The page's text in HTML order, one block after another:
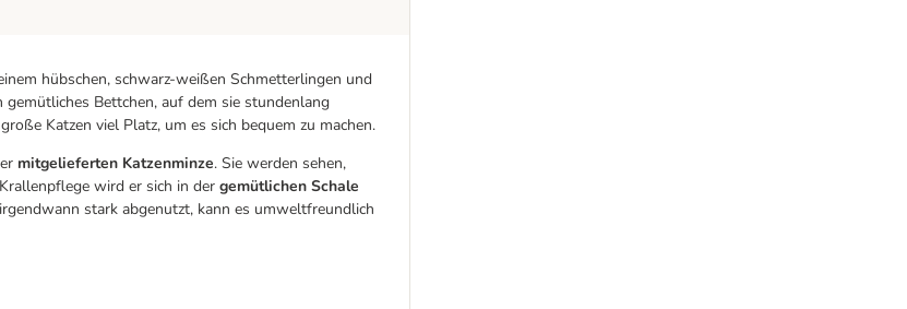
hübschen, schwarz-weißen Schmetterlingen und
Bettchen, auf dem sie stundenlang
Katzen viel Platz, um es sich bequem zu machen.
mitgelieferten Katzenminze. Sie werden sehen,
wird er sich in der gemütlichen Schale
stark abgenutzt, kann es umweltfreundlich